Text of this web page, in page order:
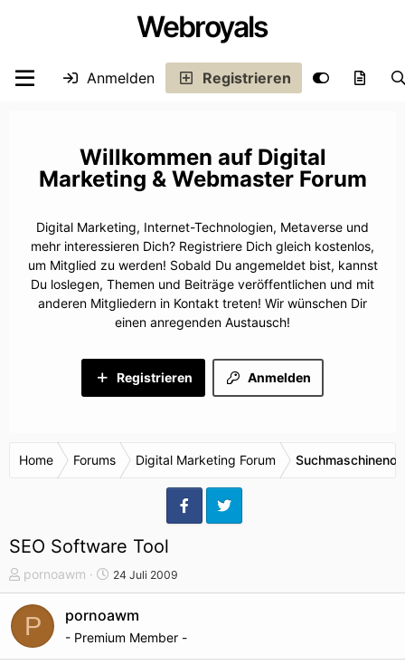
Webroyals
Anmelden Registrieren
Digital
Marketing & Webmaster Forum
Digital Marketing, Internet-Technologien, Metaverse und
mehr interessieren Dich? Registriere Dich gleich kostenlos,
um Mitglied zu werden! Sobald Du angemeldet bist, kannst
Du loslegen, Themen und Beiträge veröffentlichen und mit
anderen Mitgliedern in Kontakt treten! Wir wünschen Dir
einen anregenden Austausch!
Anmelden
Registrieren
Home Forums Digital Marketing Forum
SEO Software Tool
T
h
e
m
e
pornoawm
S
t
a
24 Juli 2009
P pornoawm
- Premium Member -